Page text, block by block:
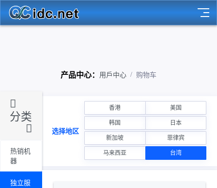
产品中心： 用戶中心 购物车
分类
热销机
器
独立服
选择地区
香港 美国
韩国 日本
新加坡 菲律宾
马来西亚 台湾